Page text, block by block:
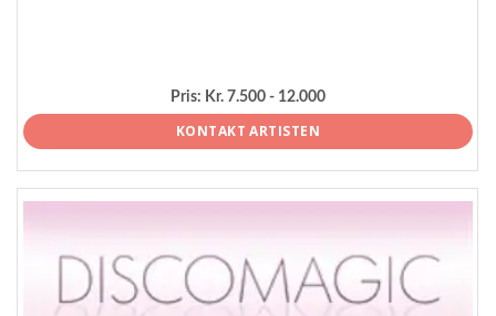
Pris: Kr. 7.500 - 12.000
KONTAKT ARTISTEN